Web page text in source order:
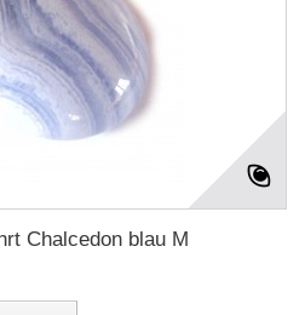
Chalcedon blau M